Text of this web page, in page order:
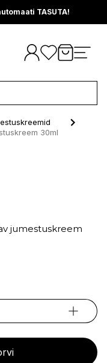
TASUTA!
30ml
jumestuskreem